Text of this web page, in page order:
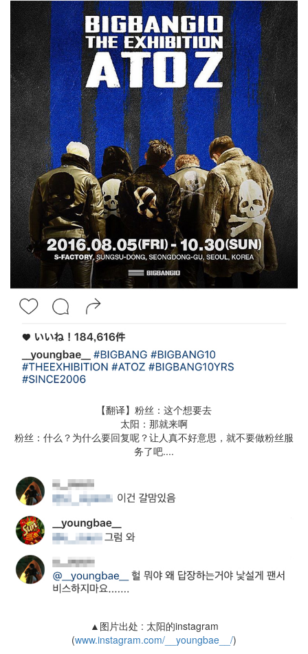
【翻译】粉丝：这个想要去
太阳：那就来啊
粉丝：什么？为什么要回复呢？让人真不好意思，就不要做粉丝服
务了吧....
▲图片出处 : 太阳的instagram
(www.instagram.com/__youngbae__/)